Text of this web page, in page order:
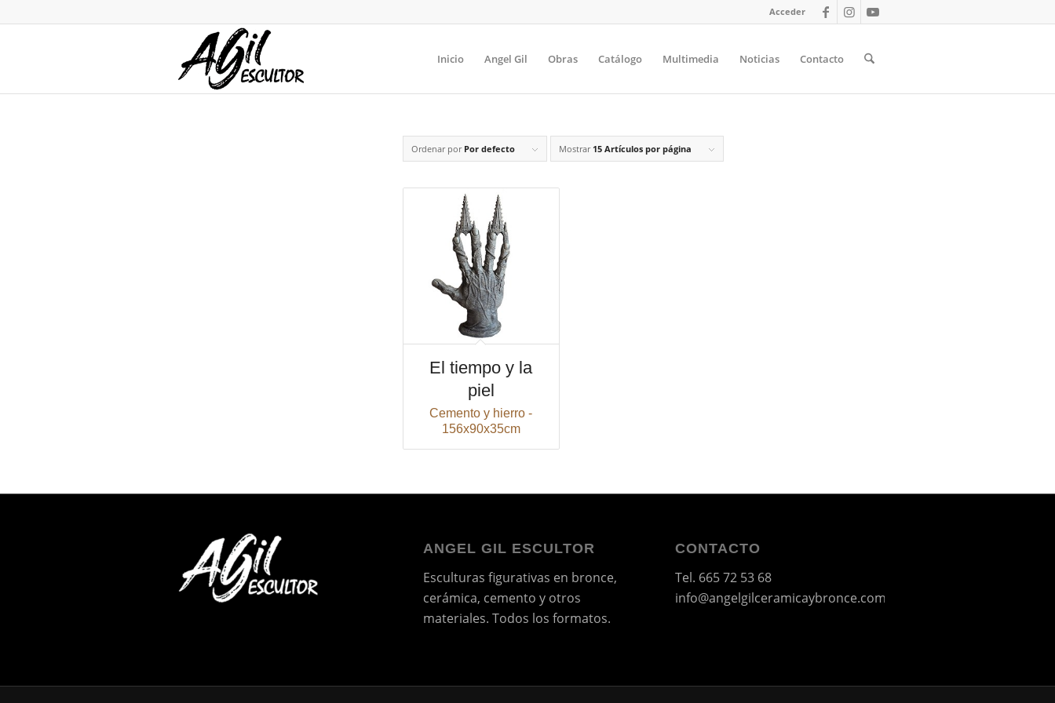
Acceder
Inicio Angel Gil Obras Catálogo Multimedia Noticias Contacto
Ordenar por Por defecto Mostrar 15 Artículos por página
El tiempo y la
piel
Cemento y hierro -
156x90x35cm
ANGEL GIL ESCULTOR
Esculturas figurativas en bronce,
cerámica, cemento y otros
materiales. Todos los formatos.
CONTACTO
Tel. 665 72 53 68
info@angelgilceramicaybronce.com